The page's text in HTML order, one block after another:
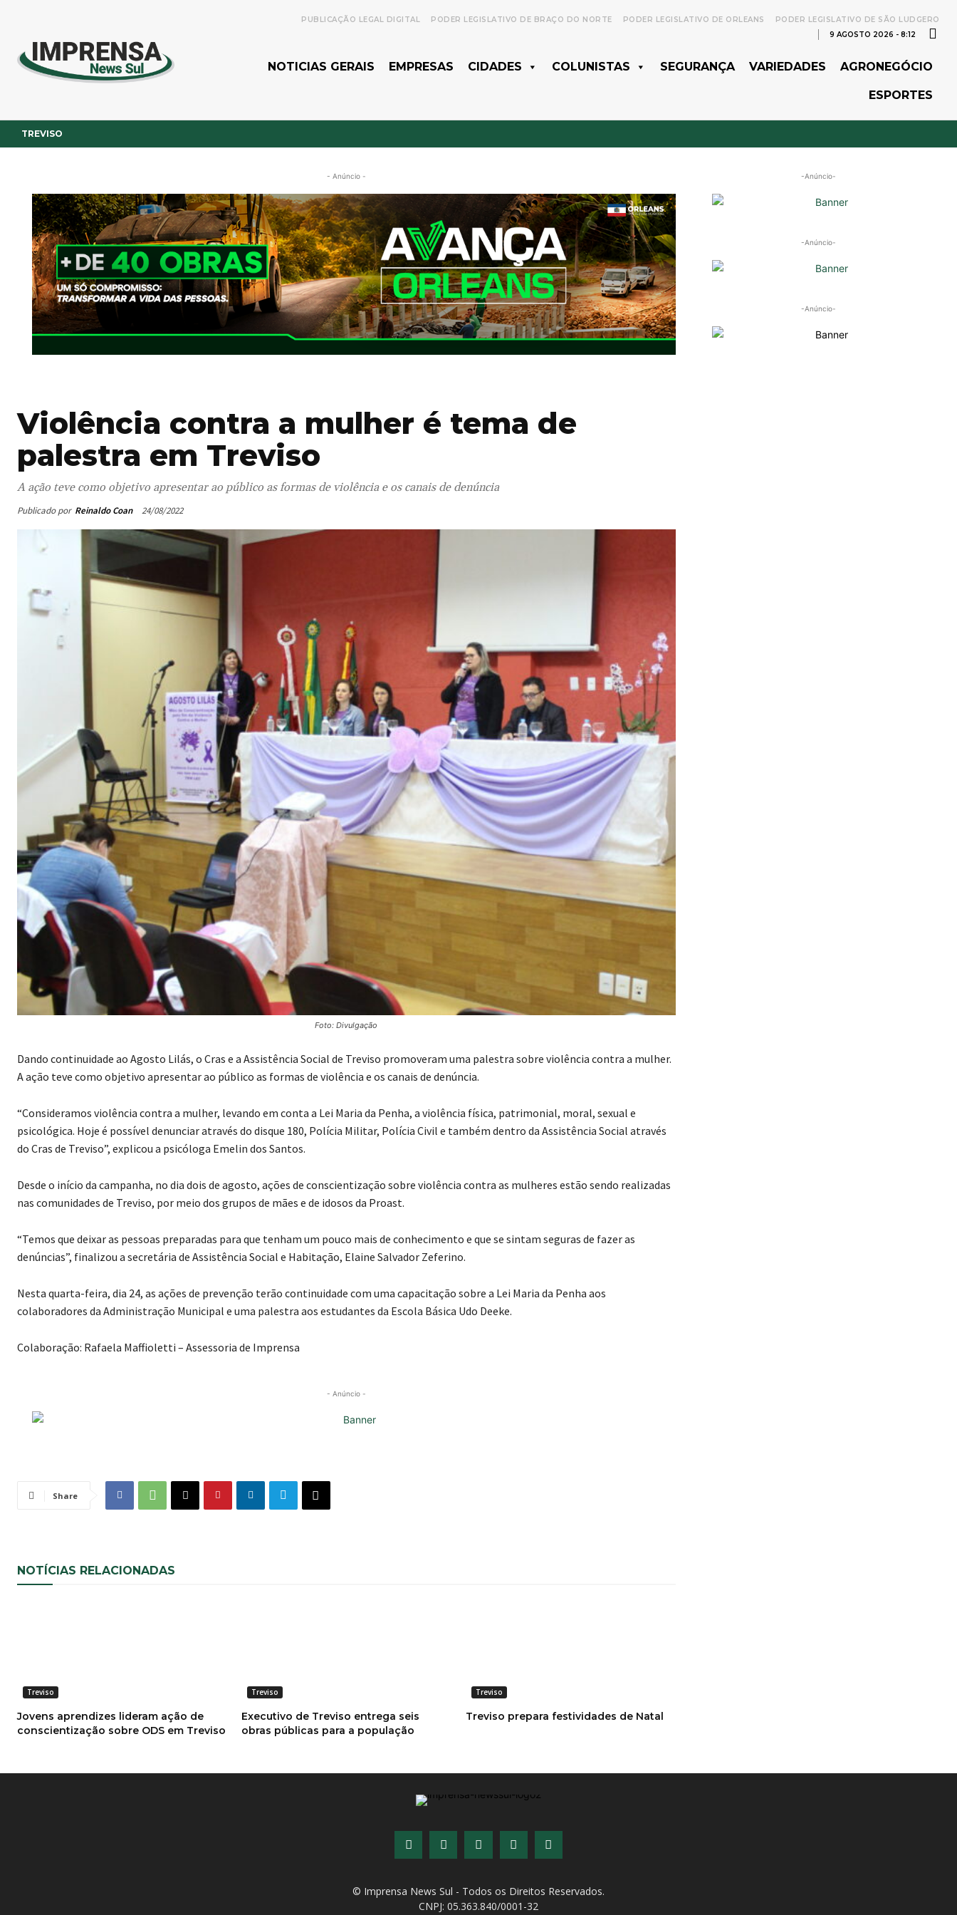
PUBLICAÇÃO LEGAL DIGITAL PODER LEGISLATIVO DE BRAÇO DO NORTE PODER LEGISLATIVO DE ORLEANS
PODER LEGISLATIVO DE SÃO LUDGERO
9 AGOSTO 2026 - 8:12
NOTICIAS GERAIS EMPRESAS CIDADES COLUNISTAS SEGURANÇA VARIEDADES AGRONEGÓCIO
ESPORTES
TREVISO
- Anúncio -
Violência contra a mulher é tema de
palestra em Treviso
A ação teve como objetivo apresentar ao público as formas de violência e os canais de denúncia
Publicado por Reinaldo Coan 24/08/2022
Foto: Divulgação
Dando continuidade ao Agosto Lilás, o Cras e a Assistência Social de Treviso promoveram uma palestra sobre violência contra a mulher.
A ação teve como objetivo apresentar ao público as formas de violência e os canais de denúncia.
“Consideramos violência contra a mulher, levando em conta a Lei Maria da Penha, a violência física, patrimonial, moral, sexual e
psicológica. Hoje é possível denunciar através do disque 180, Polícia Militar, Polícia Civil e também dentro da Assistência Social através
do Cras de Treviso”, explicou a psicóloga Emelin dos Santos.
Desde o início da campanha, no dia dois de agosto, ações de conscientização sobre violência contra as mulheres estão sendo realizadas
nas comunidades de Treviso, por meio dos grupos de mães e de idosos da Proast.
“Temos que deixar as pessoas preparadas para que tenham um pouco mais de conhecimento e que se sintam seguras de fazer as
denúncias”, finalizou a secretária de Assistência Social e Habitação, Elaine Salvador Zeferino.
Nesta quarta-feira, dia 24, as ações de prevenção terão continuidade com uma capacitação sobre a Lei Maria da Penha aos
colaboradores da Administração Municipal e uma palestra aos estudantes da Escola Básica Udo Deeke.
Colaboração: Rafaela Maffioletti – Assessoria de Imprensa
- Anúncio -
Share
NOTÍCIAS RELACIONADAS
Treviso
Jovens aprendizes lideram ação de
conscientização sobre ODS em Treviso
Treviso
Executivo de Treviso entrega seis
obras públicas para a população
Treviso
Treviso prepara festividades de Natal
-Anúncio-
-Anúncio-
-Anúncio-
© Imprensa News Sul - Todos os Direitos Reservados.
CNPJ: 05.363.840/0001-32